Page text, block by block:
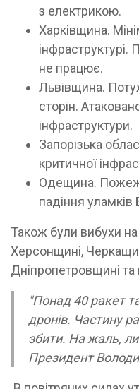
з електрикою.
Харківщина.
не працює.
Львівщина.
сторін.
інфраструктури.
Запорізька
критичної
Одещина.
падіння
Також були вибухи
Херсонщині,
Дніпропетровщині та
"Понад 40 ракет
дронів. Частину
збити. На жаль,
Президент